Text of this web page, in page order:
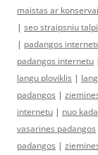
maistas ar konservai
| seo straipsniu
| padangos
padangos internetu
langu ploviklis |
padangos |
internetu | nuo
vasarines padangos
padangos |